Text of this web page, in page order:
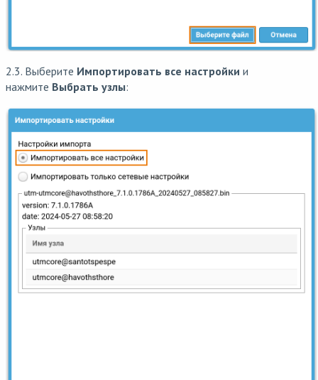
2.3. Выберите Импортировать все настройки и
нажмите Выбрать узлы: